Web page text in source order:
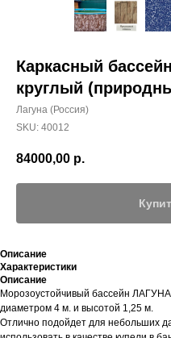
Каркасный
круглый
Лагуна (Россия)
SKU: 40012
84000,00 р.
Описание
Характеристики
Описание
Морозоустойчивый бассейн ЛАГУНА
диаметром 4 м. и высотой 1,25 м.
Отлично подойдет для небольших